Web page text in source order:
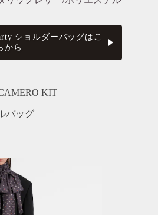
ショルダーバッグはこ
から
KIT
バッグ